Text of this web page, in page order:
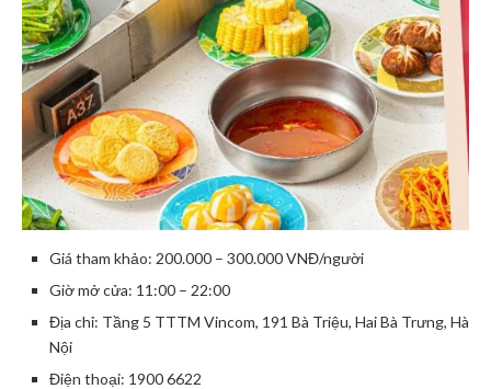
Giá tham khảo: 200.000 – 300.000 VNĐ/người
Giờ mở cửa: 11:00 – 22:00
Địa chỉ: Tầng 5 TTTM Vincom, 191 Bà Triệu, Hai Bà Trưng, Hà
Nội
Điện thoại: 1900 6622